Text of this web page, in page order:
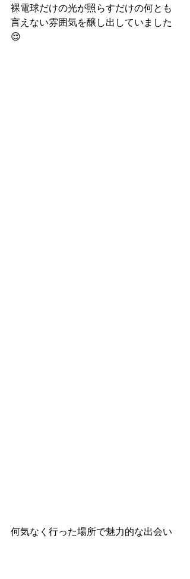
裸電球だけの光が照らすだけの何とも
言えない雰囲気を醸し出していました
😌
何気なく行った場所で魅力的な出会い